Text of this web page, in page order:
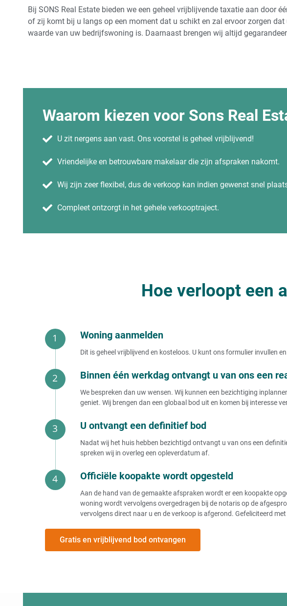
Bij SONS Real Estate bieden we een geheel vrijblijvende taxatie aan door
of zij komt bij u langs op een moment dat u schikt en zal ervoor zorgen dat
waarde van uw bedrijfswoning is. Daarnaast brengen wij altijd
Waarom kiezen voor Sons Real
U zit nergens aan vast. Ons voorstel is geheel vrijblijvend!
Vriendelijke en betrouwbare makelaar die zijn afspraken nakomt.
Wij zijn zeer flexibel, dus de verkoop kan indien gewenst snel
Compleet ontzorgt in het gehele verkooptraject.
Hoe verloopt een
Woning aanmelden
Dit is geheel vrijblijvend en kosteloos. U kunt ons formulier invullen
Binnen één werkdag ontvangt u van ons een
We bespreken dan uw wensen. Wij kunnen een bezichtiging
geniet. Wij brengen dan een globaal bod uit en komen bij interesse
U ontvangt een definitief bod
Nadat wij het huis hebben bezichtigd ontvangt u van ons een
spreken wij in overleg een opleverdatum af.
Officiële koopakte wordt opgesteld
Aan de hand van de gemaakte afspraken wordt er een koopakte
woning wordt vervolgens overgedragen bij de notaris op de
vervolgens direct naar u en de verkoop is afgerond. Gefeliciteerd
Gratis en vrijblijvend bod ontvangen